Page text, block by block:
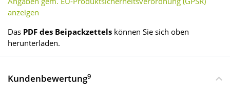
anzeigen
Das PDF des Beipackzettels können Sie sich oben
herunterladen.
Kundenbewertung9